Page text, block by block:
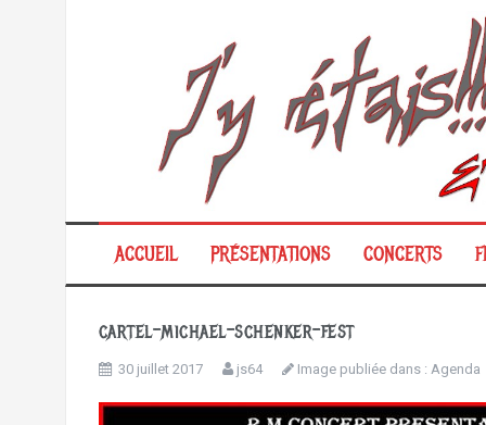
ACCUEIL PRÉSENTATIONS CONCERTS
cartel-michael-schenker-fest
30 juillet 2017 js64 Image publiée dans : Agenda